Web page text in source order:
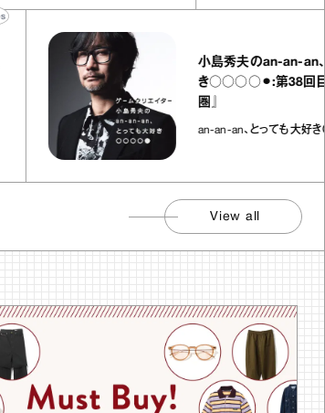
小島秀夫のan‐an‐an、とっ
き○○○○⚫︎:第38回目『内
圏』
an-an-an、とっても大好き〇〇〇
View all